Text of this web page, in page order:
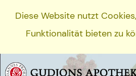
Diese Website nutzt
Funktionalität bieten zu